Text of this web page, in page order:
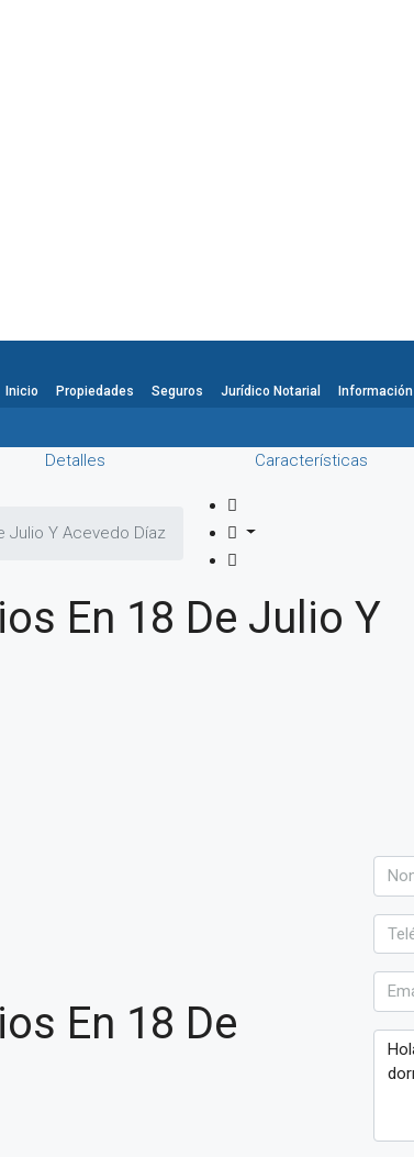
Inicio Propiedades Seguros Jurídico Notarial Información
Detalles Características
Julio Y Acevedo Díaz
En 18 De Julio Y
En 18 De